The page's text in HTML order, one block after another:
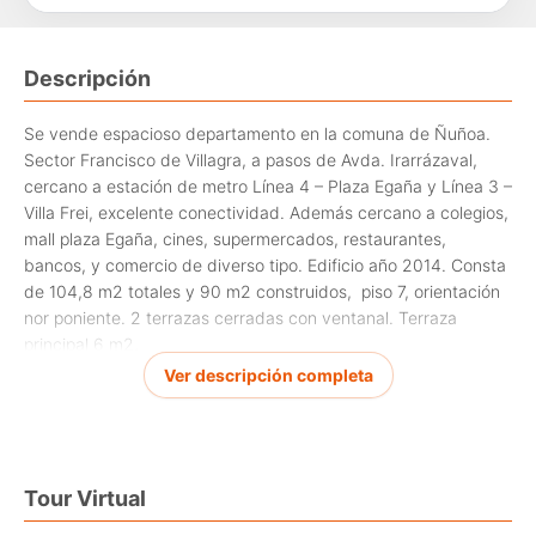
Descripción
Se vende espacioso departamento en la comuna de Ñuñoa.
Sector Francisco de Villagra, a pasos de Avda. Irarrázaval,
cercano a estación de metro Línea 4 – Plaza Egaña y Línea 3 –
Villa Frei, excelente conectividad. Además cercano a colegios,
mall plaza Egaña, cines, supermercados, restaurantes,
bancos, y comercio de diverso tipo. Edificio año 2014. Consta
de 104,8 m2 totales y 90 m2 construidos, piso 7, orientación
nor poniente. 2 terrazas cerradas con ventanal. Terraza
principal 6 m2,
Hall de entrada, amplio living comedor con salida a terraza, 3
suite con ventilación natural, baño de visitas completo, sala
de estar espaciosa, cocina independiente full amoblada y
Ver descripción completa
Tour Virtual